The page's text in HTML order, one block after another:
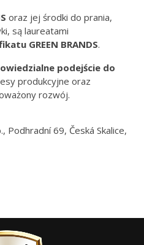
oraz jej środki do prania,
są laureatami
GREEN BRANDS.
podejście do
produkcyjne oraz
rozwój.
Podhradní 69, Česká Skalice,